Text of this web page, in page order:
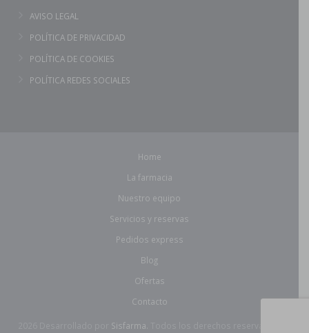
AVISO LEGAL
POLÍTICA DE PRIVACIDAD
POLÍTICA DE COOKIES
POLÍTICA REDES SOCIALES
Home
La farmacia
Nuestro equipo
Servicios y reservas
Pedidos express
Blog
Ofertas
Contacto
Sisfarma.